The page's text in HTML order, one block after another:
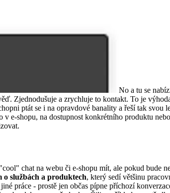
No a tu se
Zjednodušuje a zrychluje to kontakt. To je
ptát se i na opravdové banality a řeší tak svou
v e-shopu, na dostupnost konkrétního produktu
chat na webu či e-shopu mít, ale pokud bude
o službách a produktech, který sedí většinu
práce - prostě jen občas pípne příchozí